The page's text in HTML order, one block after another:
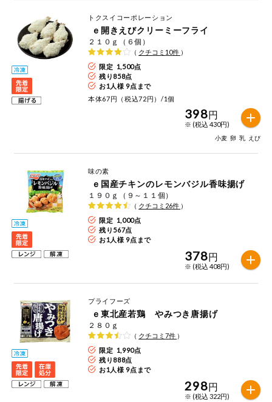
自動注文システム登録
自動注文システム登録を確認する
自動注文システム登録を修正する
専門ショップサイト
パルコープ・よどがわ生協のサービス
パルコープ・よどがわ生協の情報サイト
商品のリクエスト
アプリのダウンロード
PC版サイトを表示
飲料
酒・ノンアル
コール
ーパー
衛生・生理用
品
キッチン用品
洗濯・バス・
トイレ用品
品
コスメ＆ボデ
ィケア
ベビー
衣料品
アーモンド あわび
いくら オレンジ カシューナッツ
キウイフルーツ 牛肉
大豆
マカダミアナッツ
りんご
アレルゲン情報は、商品企画時の情報のため、ご使用前には
必ず商品パッケージの表示をご確認ください。
特定原材料に準ずるものは、お取引先から情報提供のあった
トクスイコーポレーション
ｅ開きえびクリーミーフライ
２１０ｇ（６個）
（ クチコミ 10件 ）
限定 1,500点
残り 858点
お1人様 9点まで
本体67円（税込72円）/1個
398円
※ (税込 430円)
小麦 卵 乳 えび
味の素
ｅ国産チキンのレモンバジル香味揚げ
１９０ｇ（９～１１個）
（ クチコミ 26件 ）
限定 1,000点
残り 567点
お1人様 9点まで
378円
※ (税込 408円)
プライフーズ
ｅ東北産若鶏 やみつき唐揚げ
２８０ｇ
（ クチコミ7件 ）
限定 1,990点
残り 888点
お1人様 9点まで
298円
※ (税込 322円)